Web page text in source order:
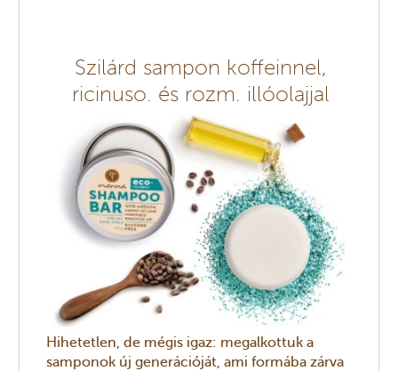
Szilárd sampon koffeinnel,
ricinuso. és rozm. illóolajjal
Hihetetlen, de mégis igaz: megalkottuk a
samponok új generációját, ami formába zárva